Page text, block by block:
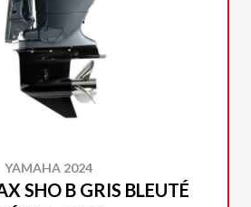
YAMAHA 2024
SHO B GRIS BLEUTÉ